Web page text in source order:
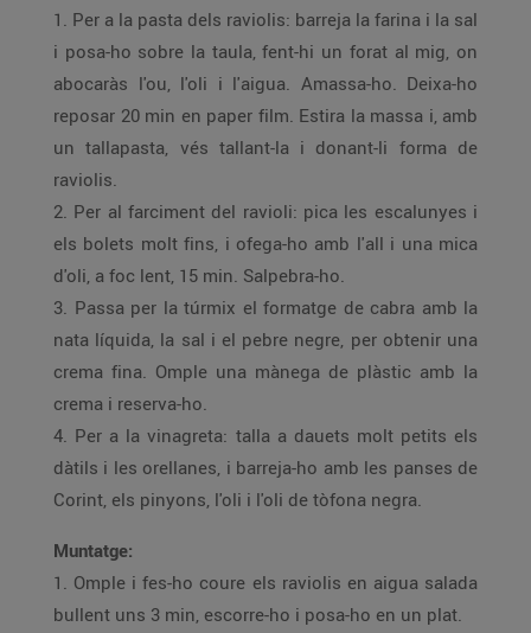
1. Per a la pasta dels raviolis: barreja la farina i la sal
i posa-ho sobre la taula, fent-hi un forat al mig, on
abocaràs l'ou, l'oli i l'aigua. Amassa-ho. Deixa-ho
reposar 20 min en paper film. Estira la massa i, amb
un tallapasta, vés tallant-la i donant-li forma de
raviolis.
2. Per al farciment del ravioli: pica les escalunyes i
els bolets molt fins, i ofega-ho amb l'all i una mica
d'oli, a foc lent, 15 min. Salpebra-ho.
3. Passa per la túrmix el formatge de cabra amb la
nata líquida, la sal i el pebre negre, per obtenir una
crema fina. Omple una mànega de plàstic amb la
crema i reserva-ho.
4. Per a la vinagreta: talla a dauets molt petits els
dàtils i les orellanes, i barreja-ho amb les panses de
Corint, els pinyons, l'oli i l'oli de tòfona negra.
Muntatge:
1. Omple i fes-ho coure els raviolis en aigua salada
bullent uns 3 min, escorre-ho i posa-ho en un plat.